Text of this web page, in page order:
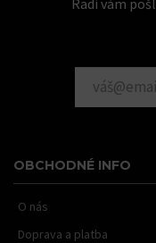
OBCHODNÉ INFO
O nás
Doprava a platba